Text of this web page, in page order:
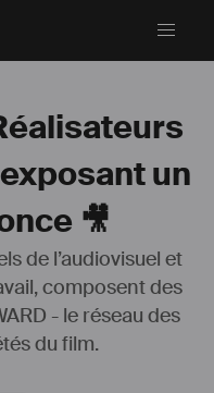
un
🎥
de l’audiovisuel et
composent des
- le réseau des
du film.